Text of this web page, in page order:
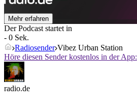
Mehr erfahren
Der Podcast startet in
- 0 Sek.
Radiosender Vibez Urban Station
Höre diesen Sender kostenlos in der App:
radio.de